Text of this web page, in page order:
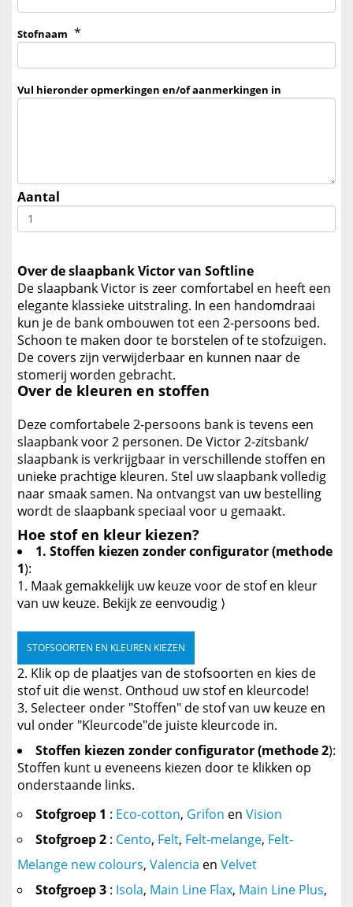
Stofnaam *
Vul hieronder opmerkingen en/of aanmerkingen in
Aantal
Over de slaapbank Victor van Softline
De slaapbank Victor is zeer comfortabel en heeft een
elegante klassieke uitstraling. In een handomdraai
kun je de bank ombouwen tot een 2-persoons bed.
Schoon te maken door te borstelen of te stofzuigen.
De covers zijn verwijderbaar en kunnen naar de
stomerij worden gebracht.
Over de kleuren en stoffen
Deze comfortabele 2-persoons bank is tevens een
slaapbank voor 2 personen. De Victor 2-zitsbank/
slaapbank is verkrijgbaar in verschillende stoffen en
unieke prachtige kleuren. Stel uw slaapbank volledig
naar smaak samen. Na ontvangst van uw bestelling
wordt de slaapbank speciaal voor u gemaakt.
Hoe stof en kleur kiezen?
1. Stoffen kiezen zonder configurator (methode
1):
Maak gemakkelijk uw keuze voor de stof en kleur
van uw keuze. Bekijk ze eenvoudig ⟩
STOFSOORTEN EN KLEUREN KIEZEN
Klik op de plaatjes van de stofsoorten en kies de
stof uit die wenst. Onthoud uw stof en kleurcode!
Selecteer onder "Stoffen" de stof van uw keuze en
vul onder "Kleurcode"de juiste kleurcode in.
Stoffen kiezen zonder configurator (methode 2):
Stoffen kunt u eveneens kiezen door te klikken op
onderstaande links.
Stofgroep 1 : Eco-cotton, Grifon en Vision
Stofgroep 2 : Cento, Felt, Felt-melange, Felt-
Melange new colours, Valencia en Velvet
Stofgroep 3 : Isola, Main Line Flax, Main Line Plus,